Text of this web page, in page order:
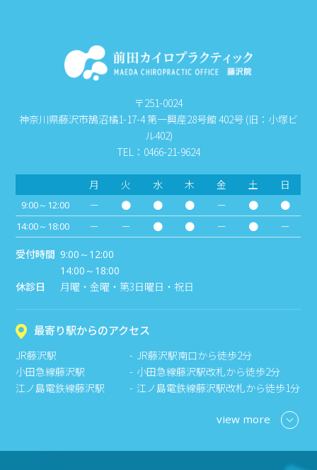
〒251-0024
神奈川県藤沢市鵠沼橘1-17-4 第一興産28号館 402号 (旧：小塚ビ
ル402)
TEL：0466-21-9624
月 火 水 木 金 土 日
9:00～12:00 － ● ● ● － ● ●
14:00～18:00 － － ● ● － ●
－
受付時間 9:00～12:00
14:00～18:00
休診日 月曜・金曜・第3日曜日・祝日
最寄り駅からのアクセス
JR藤沢駅
JR藤沢駅南口から徒歩2分
小田急線藤沢駅
小田急線藤沢駅改札から徒歩2分
江ノ島電鉄線藤沢駅
江ノ島電鉄線藤沢駅改札から徒歩1分
view more